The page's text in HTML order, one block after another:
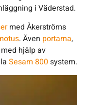
i Väderstad.
med Åkerströms
. Även portarna,
hjälp av
Sesam 800system.